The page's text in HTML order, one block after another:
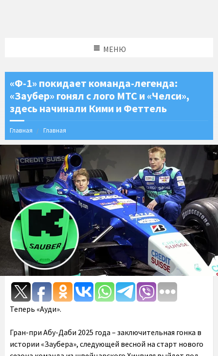
МЕНЮ
«Ф-1» покидает команда-легенда:
«Заубер» гонял с лого МТС и «Челси»,
здесь начинали Кими и Феттель
Главная Главная
Теперь «Ауди».
Гран-при Абу-Даби 2025 года – заключительная гонка в
истории «Заубера», следующей весной на старт нового